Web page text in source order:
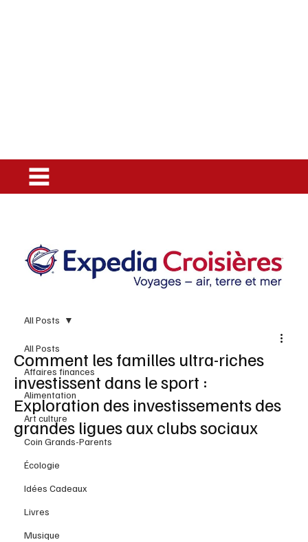
All Posts
Affaires finances
Alimentation
Art culture
Coin Grands-Parents
Écologie
Idées Cadeaux
Livres
Musique
All Posts
Comment les familles ultra-riches
investissent dans le sport :
Exploration des investissements des
grandes ligues aux clubs sociaux